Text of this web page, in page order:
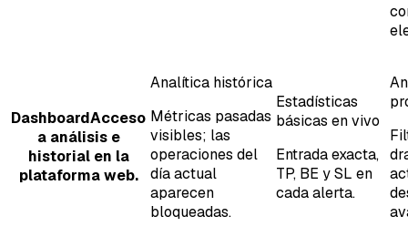
DashboardAcceso
a análisis e
historial en la
plataforma web.
Analítica histórica
Métricas pasadas
visibles; las
operaciones del
día actual
aparecen
bloqueadas.
Estadísticas
básicas en vivo
Entrada exacta,
TP, BE y SL en
cada alerta.